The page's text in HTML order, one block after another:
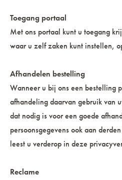
Toegang portaal
Met ons portaal kunt u toegang
waar u zelf zaken kunt instellen,
Afhandelen bestelling
Wanneer u bij ons een bestelling
afhandeling daarvan gebruik van
dat nodig is voor een goede
persoonsgegevens ook aan
leest u verderop in deze
Reclame